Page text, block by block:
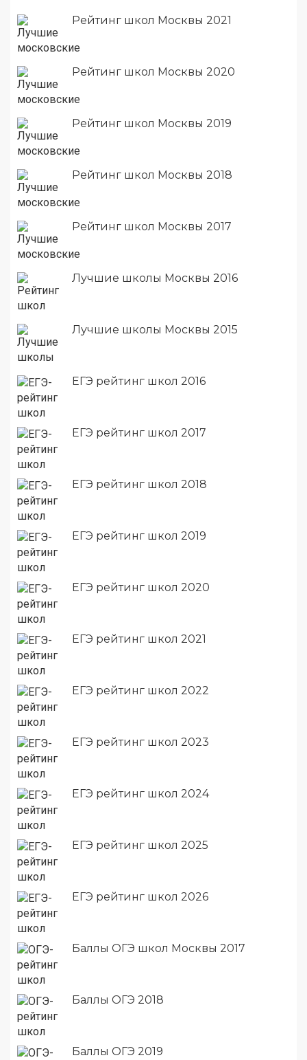
Рейтинг школ Москвы 2021
Рейтинг школ Москвы 2020
Рейтинг школ Москвы 2019
Рейтинг школ Москвы 2018
Рейтинг школ Москвы 2017
Лучшие школы Москвы 2016
Лучшие школы Москвы 2015
ЕГЭ рейтинг школ 2016
ЕГЭ рейтинг школ 2017
ЕГЭ рейтинг школ 2018
ЕГЭ рейтинг школ 2019
ЕГЭ рейтинг школ 2020
ЕГЭ рейтинг школ 2021
ЕГЭ рейтинг школ 2022
ЕГЭ рейтинг школ 2023
ЕГЭ рейтинг школ 2024
ЕГЭ рейтинг школ 2025
ЕГЭ рейтинг школ 2026
Баллы ОГЭ школ Москвы 2017
Баллы ОГЭ 2018
Баллы ОГЭ 2019